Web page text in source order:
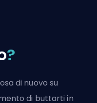
?
di nuovo su
di buttarti in